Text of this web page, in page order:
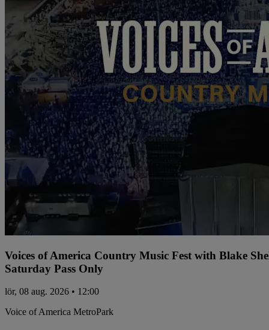
Voices of America Country Music Fest with Blake
Saturday Pass Only
lör, 08 aug. 2026 • 12:00
Voice of America MetroPark